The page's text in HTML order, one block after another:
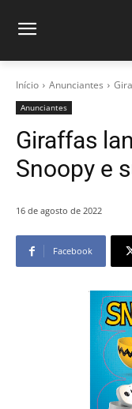
Início Anunciantes
Anunciantes
Giraffas
Snoopy e
16 de agosto de 2022
Facebook